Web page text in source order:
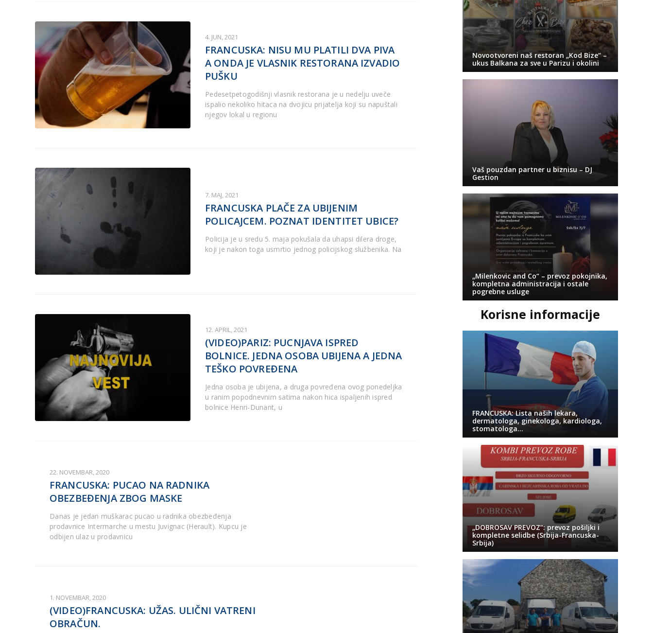
4. JUN, 2021
FRANCUSKA: NISU MU PLATILI DVA PIVA
A ONDA JE VLASNIK RESTORANA IZVADIO
PUŠKU
Pedesetpetogodišnji vlasnik restorana je u nedelju uveče
ispalio nekoliko hitaca na dvojicu prijatelja koji su napuštali
njegov lokal u regionu
7. MAJ, 2021
FRANCUSKA PLAČE ZA UBIJENIM
POLICAJCEM. POZNAT IDENTITET UBICE?
Policija je u sredu 5. maja pokušala da uhapsi dilera droge,
koji je nakon toga usmrtio jednog policijskog službenika. Na
12. APRIL, 2021
(VIDEO)PARIZ: PUCNJAVA ISPRED
BOLNICE. JEDNA OSOBA UBIJENA A JEDNA
TEŠKO POVREĐENA
Jedna osoba je ubijena, a druga povređena ovog ponedeljka
u ranim popodnevnim satima nakon hica ispaljenih ispred
bolnice Henri-Dunant, u
22. NOVEMBAR, 2020
FRANCUSKA: PUCAO NA RADNIKA
OBEZBEĐENJA ZBOG MASKE
Danas je jedan muškarac pucao u radnika obezbeđenja
prodavnice Intermarche u mestu Juvignac (Herault). Kupcu je
odbijen ulaz u prodavnicu
1. NOVEMBAR, 2020
(VIDEO)FRANCUSKA: UŽAS. ULIČNI VATRENI
OBRAČUN.
Novootvoreni naš restoran „Kod Bize“ –
ukus Balkana za sve u Parizu i okolini
Vaš pouzdan partner u biznisu – DJ
Gestion
„Milenkovic and Co“ – prevoz pokojnika,
kompletna administracija i ostale
pogrebne usluge
Korisne informacije
FRANCUSKA: Lista naših lekara,
dermatologa, ginekologa, kardiologa,
stomatologa…
„DOBROSAV PREVOZ“: prevoz pošiljki i
kompletne selidbe (Srbija-Francuska-
Srbija)